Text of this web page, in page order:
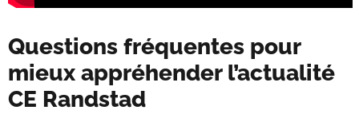
Questions fréquentes pour
mieux appréhender l’actualité
CE Randstad